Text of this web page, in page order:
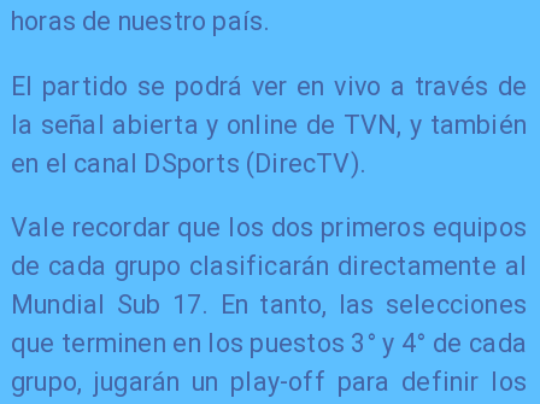
horas de nuestro país.
El partido se podrá ver en vivo a través de
la señal abierta y online de TVN, y también
en el canal DSports (DirecTV).
Vale recordar que los dos primeros equipos
de cada grupo clasificarán directamente al
Mundial Sub 17. En tanto, las selecciones
que terminen en los puestos 3° y 4° de cada
grupo, jugarán un play-off para definir los